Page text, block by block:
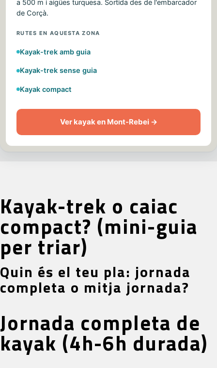
a 500 m i aigües turquesa. Sortida des de l'embarcador
de Corçà.
RUTES EN AQUESTA ZONA
Kayak-trek amb guia
Kayak-trek sense guia
Kayak compact
Ver kayak en Mont-Rebei →
Kayak-trek o caiac
compact? (mini-guia
per triar)
Quin és el teu pla: jornada
completa o mitja jornada?
Jornada completa de
kayak (4h-6h durada)